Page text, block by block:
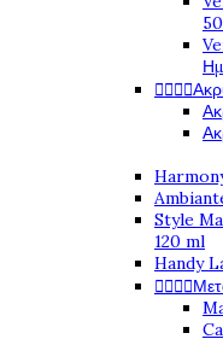

Style
120 ml
Handy
